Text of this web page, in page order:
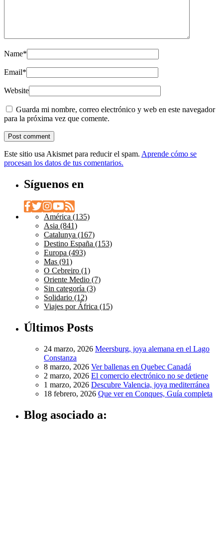
Name*
Email*
Website
Guarda mi nombre, correo electrónico y web en este navegador
para la próxima vez que comente.
Este sitio usa Akismet para reducir el spam. Aprende cómo se
procesan los datos de tus comentarios.
Síguenos en
América (135)
Asia (841)
Catalunya (167)
Destino España (153)
Europa (493)
Mas (91)
O Cebreiro (1)
Oriente Medio (7)
Sin categoría (3)
Solidario (12)
Viajes por África (15)
Últimos Posts
24 marzo, 2026 Meersburg, joya alemana en el Lago
Constanza
8 marzo, 2026 Ver ballenas en Quebec Canadá
2 marzo, 2026 El comercio electrónico no se detiene
1 marzo, 2026 Descubre Valencia, joya mediterránea
18 febrero, 2026 Que ver en Conques, Guía completa
Blog asociado a: